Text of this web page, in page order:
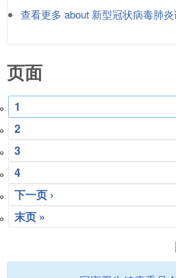
查看更多 about 新型冠状病毒肺
页面
1
2
3
4
下一页 ›
末页 »